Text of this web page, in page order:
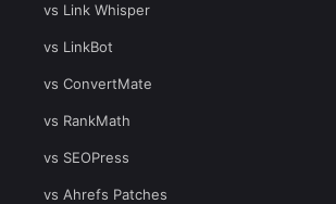
vs Link Whisper
vs LinkBot
vs ConvertMate
vs RankMath
vs SEOPress
vs Ahrefs Patches